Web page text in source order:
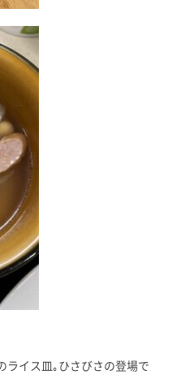
ライス皿｡ひさびさの登場で